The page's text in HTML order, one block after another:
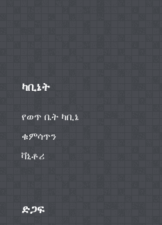
ካቢኔት
የወጥ ቤት ካቢኔ
ቁምሳጥን
ቫኒቶሪ
ድጋፍ